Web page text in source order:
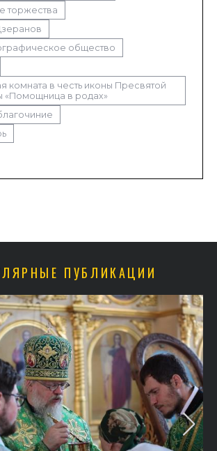
торжества
общество
комната в честь иконы Пресвятой
«Помощница в родах»
ПУБЛИКАЦИИ